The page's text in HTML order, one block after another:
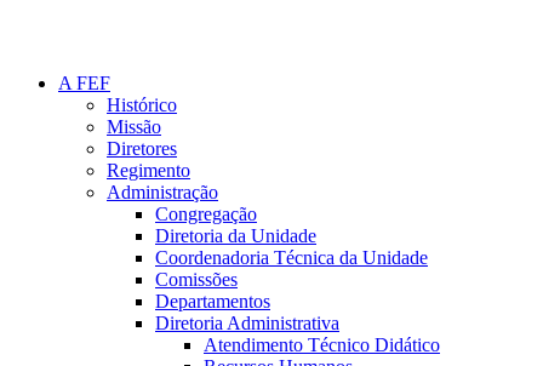
A FEF
Histórico
Missão
Diretores
Regimento
Administração
Congregação
Diretoria da Unidade
Coordenadoria Técnica da Unidade
Comissões
Departamentos
Diretoria Administrativa
Atendimento Técnico Didático